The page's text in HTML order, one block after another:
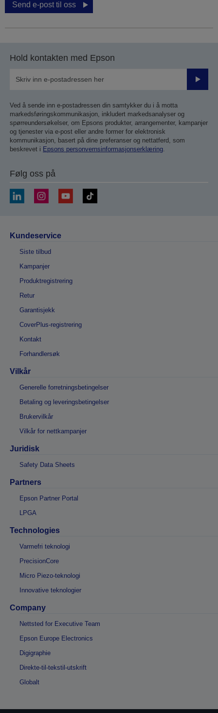
Send e-post til oss
Hold kontakten med Epson
Send
Ved å sende inn e-postadressen din samtykker du i å motta
markedsføringskommunikasjon, inkludert markedsanalyser og
spørreundersøkelser, om Epsons produkter, arrangementer, kampanjer
og tjenester via e-post eller andre former for elektronisk
kommunikasjon, basert på dine preferanser og nettatferd, som
beskrevet i Epsons personvernsinformasjonserklæring.
Følg oss på
Kundeservice
Siste tilbud
Kampanjer
Produktregistrering
Retur
Garantisjekk
CoverPlus-registrering
Kontakt
Forhandlersøk
Vilkår
Generelle forretningsbetingelser
Betaling og leveringsbetingelser
Brukervilkår
Vilkår for nettkampanjer
Juridisk
Safety Data Sheets
Partners
Epson Partner Portal
LPGA
Technologies
Varmefri teknologi
PrecisionCore
Micro Piezo-teknologi
Innovative teknologier
Company
Nettsted for Executive Team
Epson Europe Electronics
Digigraphie
Direkte-til-tekstil-utskrift
Globalt